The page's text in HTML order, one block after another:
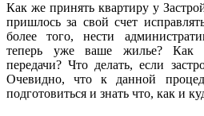
Как же принять квартиру у
пришлось за свой счет
более того, нести
теперь уже ваше жилье? Как
передачи? Что делать, если
Очевидно, что к данной
подготовиться и знать что, как и